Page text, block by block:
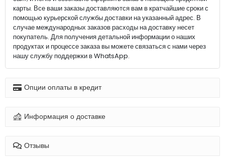
карты. Все ваши заказы доставляются вам в кратчайшие сроки с
помощью курьерской службы доставки на указанный адрес. В
случае международных заказов расходы на доставку несет
покупатель. Для получения детальной информации о наших
продуктах и процессе заказа вы можете связаться с нами через
нашу службу поддержки в WhatsApp.
Опции оплаты в кредит
Информация о доставке
Отзывы